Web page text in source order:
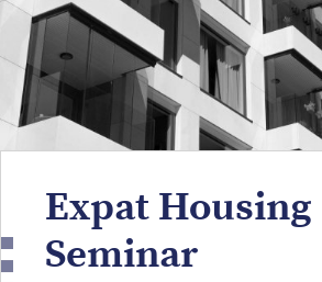
Expat Housing
Seminar